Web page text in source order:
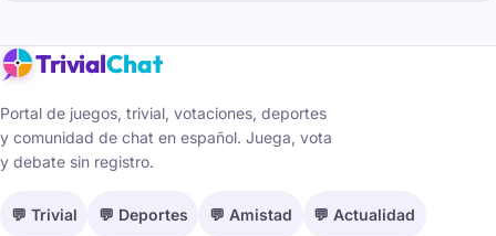
TrivialChat
Portal de juegos, trivial, votaciones, deportes
y comunidad de chat en español. Juega, vota
y debate sin registro.
💬 Trivial 💬 Deportes 💬 Amistad 💬 Actualidad